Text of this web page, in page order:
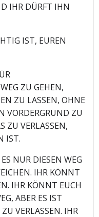
IHR DÜRFT IHN
IST, EUREN
ZU GEHEN,
ZU LASSEN, OHNE
VORDERGRUND ZU
ZU VERLASSEN,
IST.
NUR DIESEN WEG
IHR KÖNNT
IHR KÖNNT EUCH
ABER ES IST
VERLASSEN. IHR